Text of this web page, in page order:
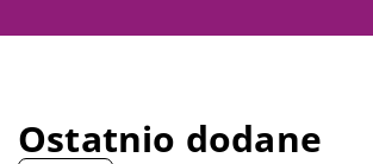
Ostatnio dodane